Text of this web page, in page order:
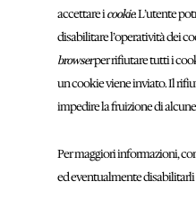
accettare icookie. L’utente
disabilitare l’operatività dei
browserper rifiutare tutti i
un cookie viene inviato. Il
impedire la fruizione di
Per maggiori informazioni,
ed eventualmente disabilitarli